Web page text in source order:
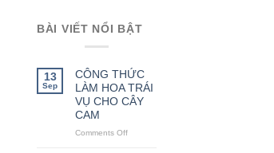
BÀI VIẾT NỔI BẬT
13
Sep
CÔNG THỨC
LÀM HOA TRÁI
VỤ CHO CÂY
CAM
Comments Off